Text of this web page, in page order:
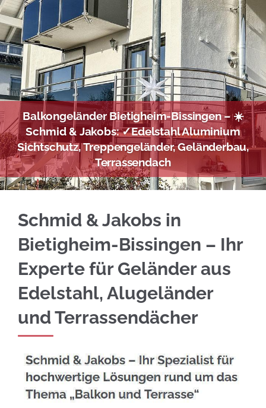
Balkongeländer Bietigheim-Bissingen – ☀️
Schmid & Jakobs: ✓Edelstahl Aluminium
Sichtschutz, Treppengeländer, Geländerbau,
Terrassendach
Schmid & Jakobs in
Bietigheim-Bissingen – Ihr
Experte für Geländer aus
Edelstahl, Alugeländer
und Terrassendächer